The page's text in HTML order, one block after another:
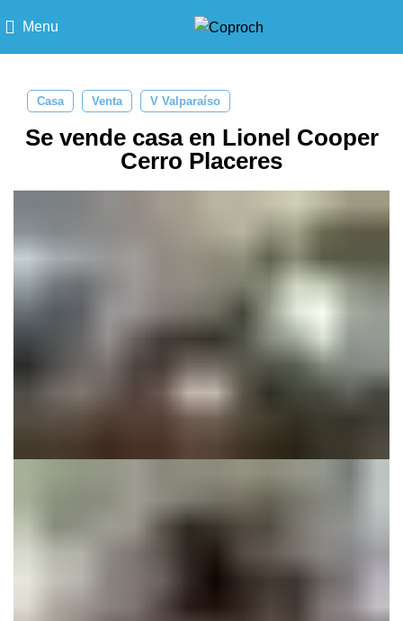
Menu
Casa Venta V Valparaíso
Se vende casa en Lionel Cooper
Cerro Placeres